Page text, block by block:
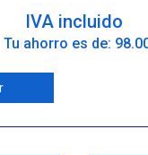
IVA incluido
Tu ahorro es de: